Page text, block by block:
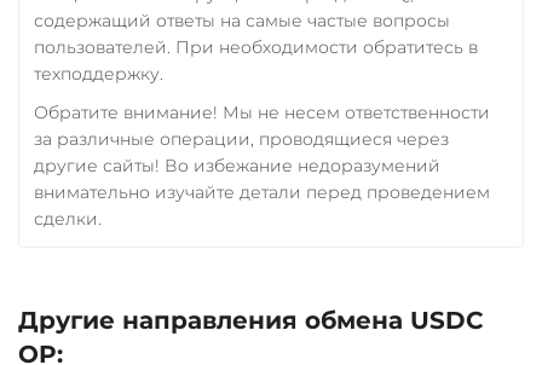
содержащий ответы на самые частые вопросы
пользователей. При необходимости обратитесь в
техподдержку.
Обратите внимание! Мы не несем ответственности
за различные операции, проводящиеся через
другие сайты! Во избежание недоразумений
внимательно изучайте детали перед проведением
сделки.
Другие направления обмена USDC
OP: